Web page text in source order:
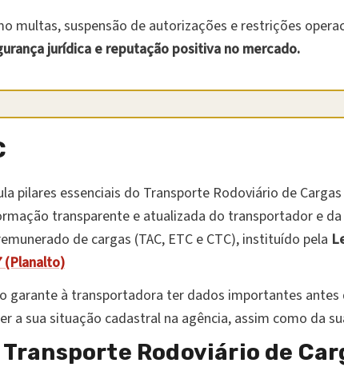
multas, suspensão de autorizações e restrições
jurídica e reputação positiva no mercado.
pilares essenciais do Transporte Rodoviário de Cargas
transparente e atualizada do transportador e
de cargas (TAC, ETC e CTC), instituído pela
(Planalto)
garante à transportadora ter dados importantes
a sua situação cadastral na agência, assim como da
Rodoviário de